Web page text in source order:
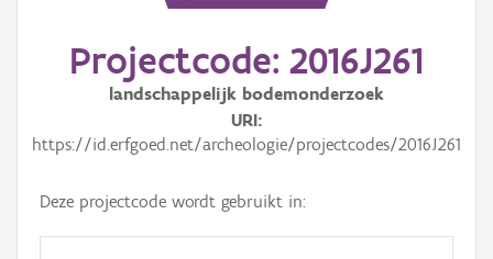
Projectcode: 2016J261
landschappelijk bodemonderzoek
URI
https://id.erfgoed.net/archeologie/projectcodes/2016J261
Deze projectcode wordt gebruikt in: